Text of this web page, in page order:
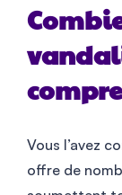
Vous l’avez
offre de